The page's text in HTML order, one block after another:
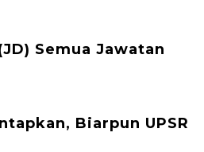
Semua Jawatan
Biarpun UPSR